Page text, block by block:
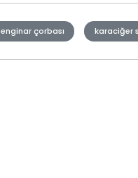
enginar çorbası karaciğer